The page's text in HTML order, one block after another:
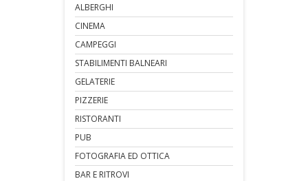
ALBERGHI
CINEMA
CAMPEGGI
STABILIMENTI BALNEARI
GELATERIE
PIZZERIE
RISTORANTI
PUB
FOTOGRAFIA ED OTTICA
BAR E RITROVI